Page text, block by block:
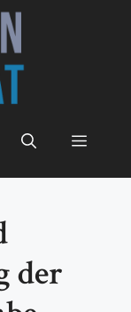
Menü
der